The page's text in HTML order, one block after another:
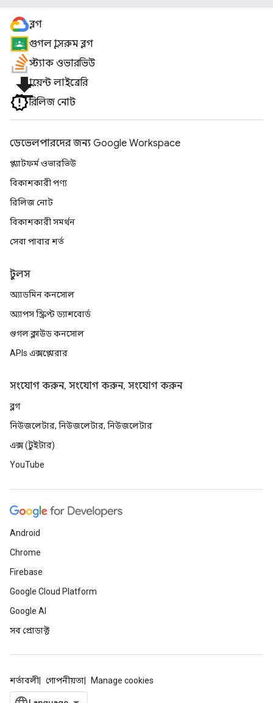
ব্লগ
গুগল ক্লাসরুম ব্লগ
স্ট্যাক ওভারভিউ
file_downloadক্লায়েন্ট লাইব্রেরি
রিলিজ নোট
ডেভেলপারদের জন্য Google Workspace
প্ল্যাটফর্ম ওভারভিউ
বিকাশকারী পণ্য
রিলিজ নোট
বিকাশকারী সমর্থন
সেবা পাবার শর্ত
টুলস
অ্যাডমিন কনসোল
অ্যাপস স্ক্রিপ্ট ড্যাশবোর্ড
গুগল ক্লাউড কনসোল
APIs এক্সপ্লোরার
সংযোগ করুন, সংযোগ করুন, সংযোগ করুন
ব্লগ
নিউজলেটার, নিউজলেটার, নিউজলেটার
এক্স (টুইটার)
YouTube
Android
Chrome
Firebase
Google Cloud Platform
Google AI
সব প্রোডাক্ট
শর্তাবলী গোপনীয়তা Manage cookies